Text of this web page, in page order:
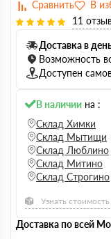
11
Доставка в
Возможность
Доступен
В наличии на :
Склад Химки
Склад Мытищи
Склад Люблино
Склад Митино
Склад Строгино
Узнать
Доставка по всей